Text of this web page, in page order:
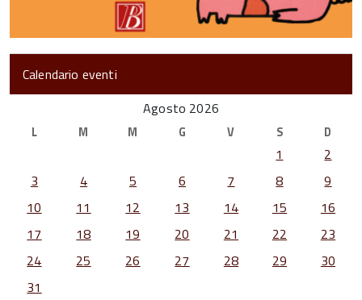
Calendario eventi
Agosto 2026
L M M G V S D
1
2
3
4 5 6 7 8
9
10
11 12 13 14 15
16
17
18 19 20 21 22
23
24
25 26 27 28 29
30
31